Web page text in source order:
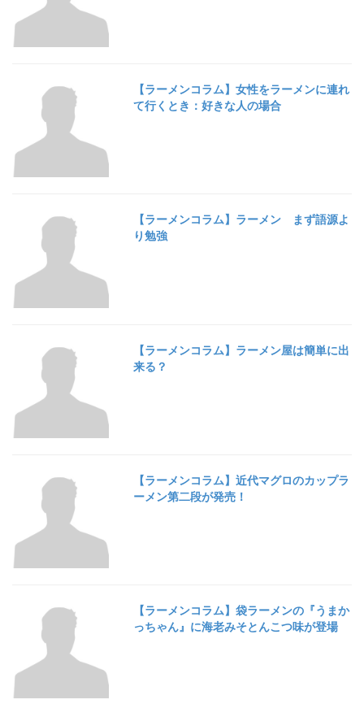
【ラーメンコラム】女性をラーメンに連れ
て行くとき：好きな人の場合
【ラーメンコラム】ラーメン まず語源よ
り勉強
【ラーメンコラム】ラーメン屋は簡単に出
来る？
【ラーメンコラム】近代マグロのカップラ
ーメン第二段が発売！
【ラーメンコラム】袋ラーメンの『うまか
っちゃん』に海老みそとんこつ味が登場